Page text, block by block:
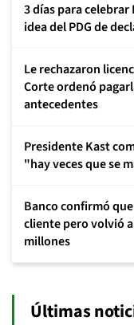
3 días para
idea del PDG de
Le rechazaron
Corte ordenó
antecedentes
Presidente Kast
"hay veces que se
Banco confirmó
cliente pero volvió
millones
Últimas